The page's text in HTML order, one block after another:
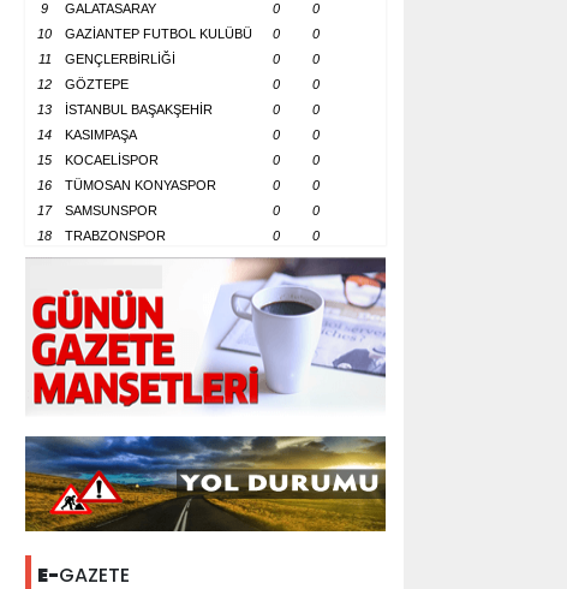
9
GALATASARAY 0
0
10
GAZİANTEP FUTBOL KULÜBÜ 0
0
11
GENÇLERBİRLİĞİ 0
0
12
GÖZTEPE 0
0
13
İSTANBUL BAŞAKŞEHİR 0
0
14
KASIMPAŞA 0
0
15
KOCAELİSPOR 0
0
16
TÜMOSAN KONYASPOR 0
0
17
SAMSUNSPOR 0
0
18
TRABZONSPOR 0 0
E-GAZETE